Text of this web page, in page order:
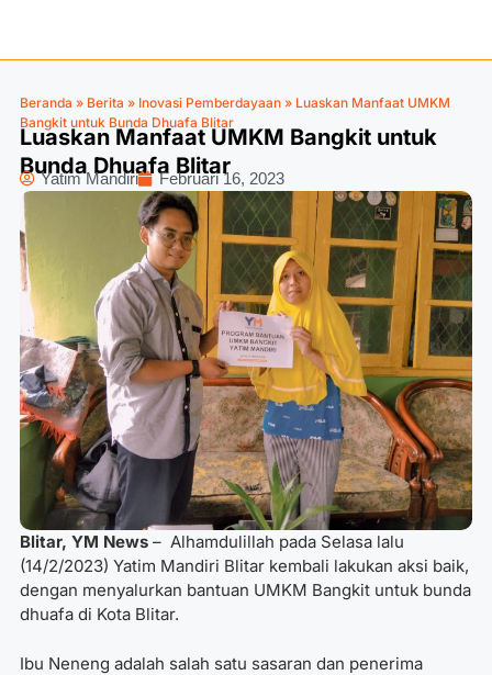
Beranda » Berita » Inovasi Pemberdayaan » Luaskan Manfaat UMKM
Bangkit untuk Bunda Dhuafa Blitar
Luaskan Manfaat UMKM Bangkit untuk
Bunda Dhuafa Blitar
Yatim Mandiri Februari 16, 2023
Blitar, YM News – Alhamdulillah pada Selasa lalu
(14/2/2023) Yatim Mandiri Blitar kembali lakukan aksi baik,
dengan menyalurkan bantuan UMKM Bangkit untuk bunda
dhuafa di Kota Blitar.
Ibu Neneng adalah salah satu sasaran dan penerima